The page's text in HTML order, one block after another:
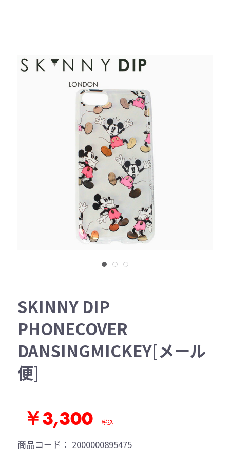
SKINNY DIP
PHONECOVER
DANSINGMICKEY[メール
便]
￥3,300 税込
商品コード： 2000000895475